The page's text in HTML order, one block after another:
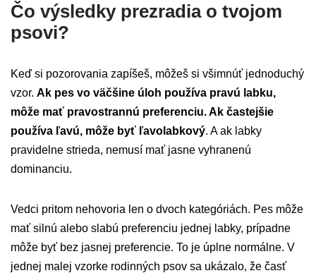
Čo výsledky prezradia o tvojom
psovi?
Keď si pozorovania zapíšeš, môžeš si všimnúť jednoduchý
vzor. Ak pes vo väčšine úloh používa pravú labku,
môže mať pravostrannú preferenciu. Ak častejšie
používa ľavú, môže byť ľavolabkový. A ak labky
pravidelne strieda, nemusí mať jasne vyhranenú
dominanciu.
Vedci pritom nehovoria len o dvoch kategóriách. Pes môže
mať silnú alebo slabú preferenciu jednej labky, prípadne
môže byť bez jasnej preferencie. To je úplne normálne. V
jednej malej vzorke rodinných psov sa ukázalo, že časť